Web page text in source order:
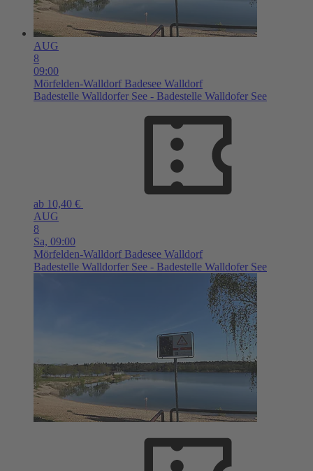
AUG
8
09:00
Mörfelden-Walldorf Badesee Walldorf
Badestelle Walldorfer See - Badestelle Walldofer See
ab 10,40 €
AUG
8
Sa, 09:00
Mörfelden-Walldorf Badesee Walldorf
Badestelle Walldorfer See - Badestelle Walldofer See